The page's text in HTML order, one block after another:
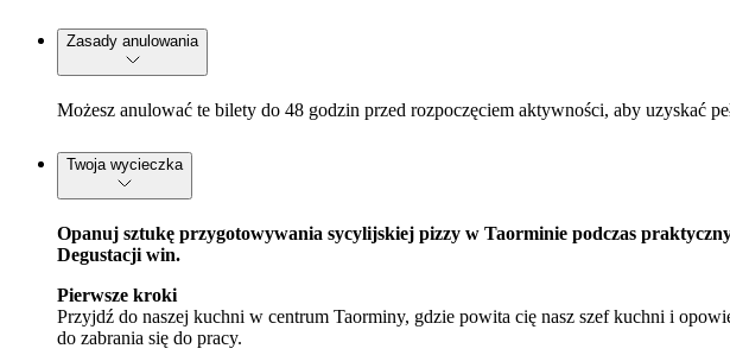
Zasady anulowania
Możesz anulować te bilety do 48 godzin przed rozpoczęciem aktywności, aby uzyskać
Twoja wycieczka
Opanuj sztukę przygotowywania sycylijskiej pizzy w Taorminie podczas
Degustacji win.
Pierwsze kroki
Przyjdź do naszej kuchni w centrum Taorminy, gdzie powita cię nasz szef kuchni i
do zabrania się do pracy.